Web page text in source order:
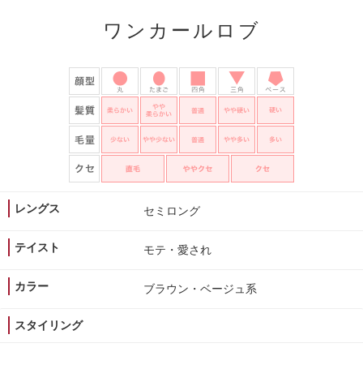
ワンカールロブ
レングス セミロング
テイスト モテ・愛され
カラー ブラウン・ベージュ系
スタイリング